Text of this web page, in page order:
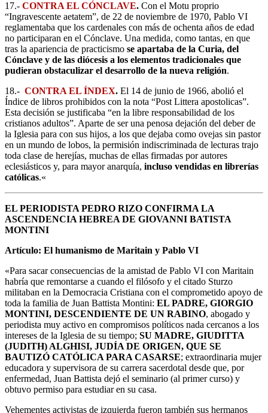
17.- CONTRA EL CÓNCLAVE. Con el Motu proprio
“Ingravescente aetatem”, de 22 de noviembre de 1970, Pablo VI
reglamentaba que los cardenales con más de ochenta años de edad
no participaran en el Cónclave. Una medida, como tantas, en que
tras la apariencia de practicismo se apartaba de la Curia, del
Cónclave y de las diócesis a los elementos tradicionales que
pudieran obstaculizar el desarrollo de la nueva religión.
18.- CONTRA EL ÍNDEX. El 14 de junio de 1966, abolió el
Índice de libros prohibidos con la nota “Post Littera apostolicas”.
Esta decisión se justificaba “en la libre responsabilidad de los
cristianos adultos”. Aparte de ser una penosa dejación del deber de
la Iglesia para con sus hijos, a los que dejaba como ovejas sin pastor
en un mundo de lobos, la permisión indiscriminada de lecturas trajo
toda clase de herejías, muchas de ellas firmadas por autores
eclesiásticos y, para mayor anarquía, incluso vendidas en librerías
católicas.«
EL PERIODISTA PEDRO RIZO CONFIRMA LA
ASCENDENCIA HEBREA DE GIOVANNI BATISTA
MONTINI
Artículo: El humanismo de Maritain y Pablo VI
«Para sacar consecuencias de la amistad de Pablo VI con Maritain
habría que remontarse a cuando el filósofo y el citado Sturzo
militaban en la Democracia Cristiana con el comprometido apoyo de
toda la familia de Juan Battista Montini: EL PADRE, GIORGIO
MONTINI, DESCENDIENTE DE UN RABINO, abogado y
periodista muy activo en compromisos políticos nada cercanos a los
intereses de la Iglesia de su tiempo; SU MADRE, GIUDITTA
(JUDITH) ALGHISI, JUDÍA DE ORIGEN, QUE SE
BAUTIZÓ CATÓLICA PARA CASARSE; extraordinaria mujer
educadora y supervisora de su carrera sacerdotal desde que, por
enfermedad, Juan Battista dejó el seminario (al primer curso) y
obtuvo permiso para estudiar en su casa.
Vehementes activistas de izquierda fueron también sus hermanos